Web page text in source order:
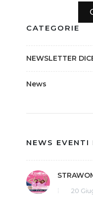
CATEGORIE
NEWSLETTER
News
NEWS EVENTI
20